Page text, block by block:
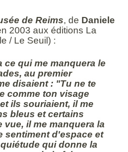
de Reims, de Daniele
2003 aux éditions La
/ Le Seuil) :
ce qui memanquera le
au premier
disaient : "Tu ne te
comme ton visage
ils souriaient, il me
bleus et certains
vue, il me manquera la
sentiment d'espace et
qui donne la